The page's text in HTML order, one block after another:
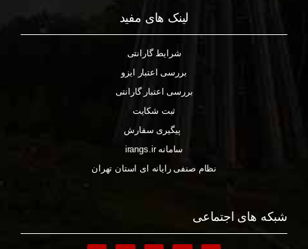
لینک های مفید
شرایط گارانتی
بررسی اعتبار ایزو
بررسی اعتبار گارانتی
ثبت شکایت
پیگیری سفارش
سامانه irangs.ir
نظام صنفی رایانه ای استان تهران
شبکه های اجتماعی